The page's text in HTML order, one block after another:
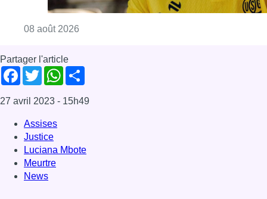
08 août 2026
Partager l'article
Facebook
TwitterWhatsApp
27 avril 2023 - 15h49
Assises
Justice
Luciana Mbote
Meurtre
News